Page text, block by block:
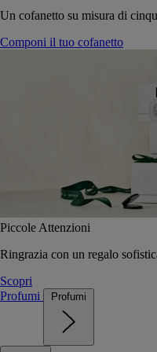
Un cofanetto su misura di
Componi il tuo cofanetto
Piccole Attenzioni
Ringrazia con un regalo
Scopri
Profumi
Profumi